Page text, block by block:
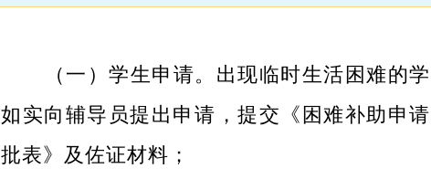
（一）学生申请。出现临时生活困难的
如实向辅导员提出申请，提交《困难补助申
批表》及佐证材料；